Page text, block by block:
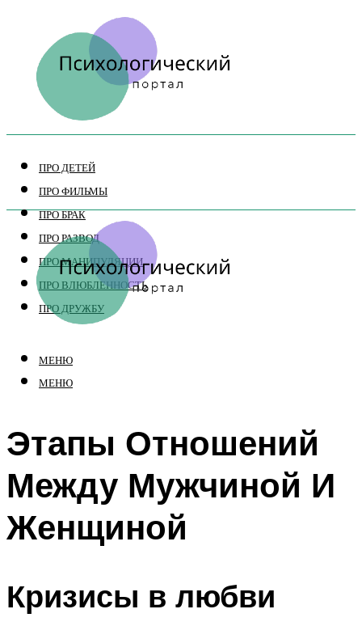
ПРО ДЕТЕЙ
ПРО ФИЛЬМЫ
ПРО БРАК
ПРО РАЗВОД
ПРО МАНИПУЛЯЦИИ
ПРО ВЛЮБЛЕННОСТЬ
ПРО ДРУЖБУ
МЕНЮ
МЕНЮ
Этапы Отношений
Между Мужчиной И
Женщиной
Кризисы в любви